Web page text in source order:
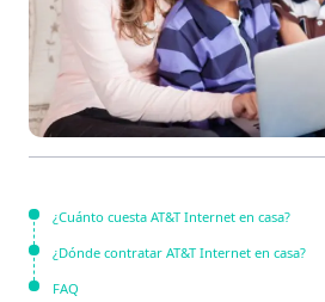
¿Cuánto cuesta AT&T Internet en casa?
¿Dónde contratar AT&T Internet en casa?
FAQ